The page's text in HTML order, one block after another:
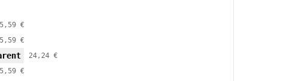
€
€
24,24 €
€